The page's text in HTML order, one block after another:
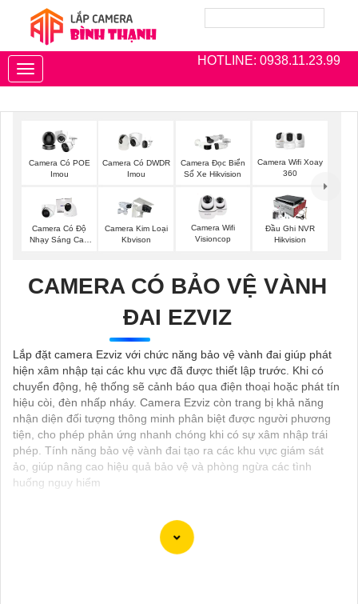
HOTLINE: 0938.11.23.99
Toggle
navigation
Camera Có POE
Imou
Camera Có DWDR
Imou
Camera Đọc Biển
Số Xe Hikvision
Camera Wifi Xoay
360
Camera Có Độ
Nhạy Sáng Cao
Camera Kim Loại
Kbvison
Camera Wifi
Visioncop
Đầu Ghi NVR
Hikvision
CAMERA CÓ BẢO VỆ VÀNH
ĐAI EZVIZ
Lắp đặt camera Ezviz với chức năng bảo vệ vành đai giúp phát
hiện xâm nhập tại các khu vực đã được thiết lập trước. Khi có
chuyển động, hệ thống sẽ cảnh báo qua điện thoại hoặc phát tín
hiệu còi, đèn nhấp nháy. Camera Ezviz còn trang bị khả năng
nhận diện đối tượng thông minh phân biệt được người phương
tiện, cho phép phản ứng nhanh chóng khi có sự xâm nhập trái
phép. Tính năng bảo vệ vành đai tạo ra các khu vực giám sát
ảo, giúp nâng cao hiệu quả bảo vệ và phòng ngừa các tình
huống nguy hiểm